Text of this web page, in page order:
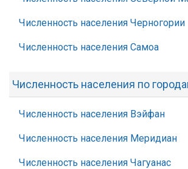
Численность населения Черногории
Численность населения Самоа
Численность населения по
Численность населения Вэйфан
Численность населения Меридиан
Численность населения Чагуанас